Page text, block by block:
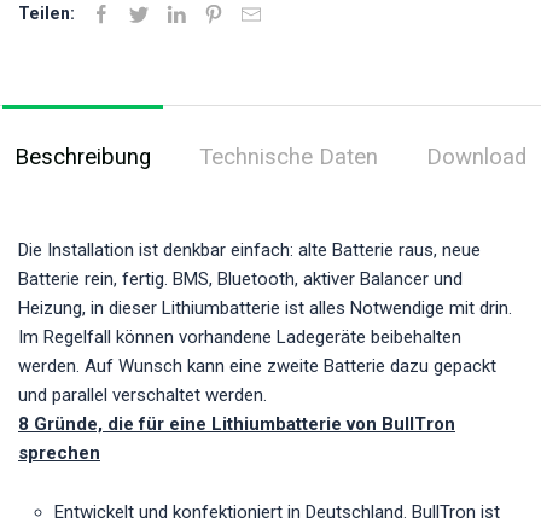
Teilen:
Beschreibung Technische Daten Download
Die Installation ist denkbar einfach: alte Batterie raus, neue
Batterie rein, fertig. BMS, Bluetooth, aktiver Balancer und
Heizung, in dieser Lithiumbatterie ist alles Notwendige mit drin.
Im Regelfall können vorhandene Ladegeräte beibehalten
werden. Auf Wunsch kann eine zweite Batterie dazu gepackt
und parallel verschaltet werden.
8 Gründe, die für eine Lithiumbatterie von BullTron
sprechen
Entwickelt und konfektioniert in Deutschland. BullTron ist